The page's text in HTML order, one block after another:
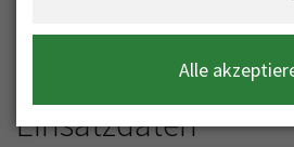
Einsatzart:
Einsatzdaten
Alle